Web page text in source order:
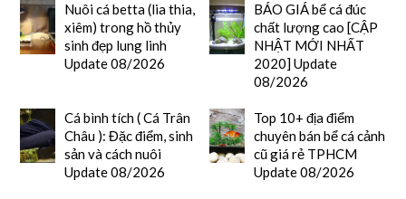
Nuôi cá betta (lia thia,
xiêm) trong hồ thủy
sinh đẹp lung linh
Update 08/2026
BÁO GIÁ bể cá đúc
chất lượng cao [CẬP
NHẬT MỚI NHẤT
2020] Update
08/2026
Cá bình tích ( Cá Trân
Châu ): Đặc điểm, sinh
sản và cách nuôi
Update 08/2026
Top 10+ địa điểm
chuyên bán bể cá cảnh
cũ giá rẻ TPHCM
Update 08/2026